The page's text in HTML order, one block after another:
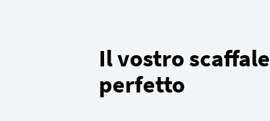
Il vostro scaffale
perfetto